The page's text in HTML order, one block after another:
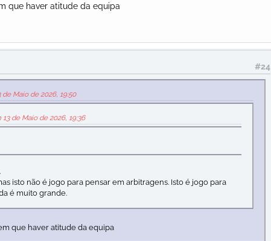
que haver atitude da equipa
#24
Maio de 2026, 19:50
de Maio de 2026, 19:36
isto não é jogo para pensar em arbitragens. Isto é jogo para
é muito grande.
que haver atitude da equipa